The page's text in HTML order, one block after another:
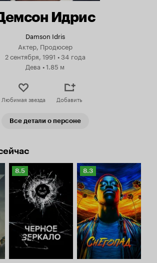
Идрис
Damson Idris
Актер, Продюсер
2 сентября, 1991 •34 года
Дева •1.85 м
Любимая звезда Добавить
Все детали о персоне
Рейтинг
Кинопоиска
8.5
8.5
Рейтинг
Кинопоиска
8.3
8.3